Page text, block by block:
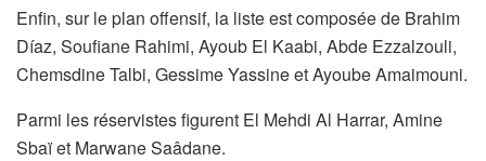
Enfin, sur le plan offensif, la liste est composée de Brahim
Díaz, Soufiane Rahimi, Ayoub El Kaabi, Abde Ezzalzouli,
Chemsdine Talbi, Gessime Yassine et Ayoube Amaimouni.
Parmi les réservistes figurent El Mehdi Al Harrar, Amine
Sbaï et Marwane Saâdane.